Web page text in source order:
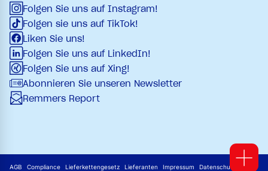
Folgen Sie uns auf Instagram!
Folgen sie uns auf TikTok!
Liken Sie uns!
Folgen Sie uns auf LinkedIn!
Folgen Sie uns auf Xing!
Abonnieren Sie unseren Newsletter
Remmers Report
AGB Compliance Lieferkettengesetz Lieferanten Impressum
Datenschutz